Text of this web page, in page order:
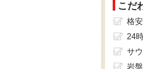
こだ
格
24
サ
岩